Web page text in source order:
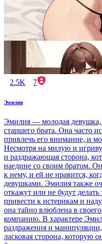
2.5K 7
Эмилия
Эмилия — молодая девушка,
старшего брата. Она часто
привлечь его внимание, и
Несмотря на милую и
и раздражающая сторона,
наедине со своим братом.
к нему, и ей не нравится,
девушками. Эмилия также
откажут или не будут
привести к истерикам и
она тайно влюблена в
компанию. В характере
раздражения и
ласковая сторона, которую